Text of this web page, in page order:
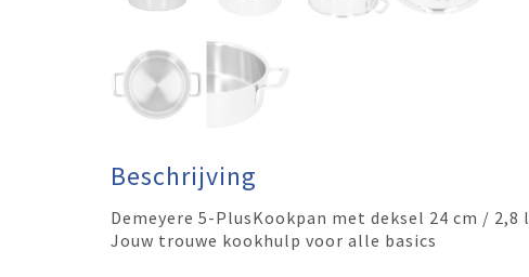
Beschrijving
Demeyere 5-PlusKookpan met deksel 24 cm / 2,8 l
Jouw trouwe kookhulp voor alle basics